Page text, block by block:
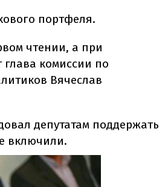
портфеля.
чтении, а при
глава комиссии по
Вячеслав
депутатам поддержать
включили.